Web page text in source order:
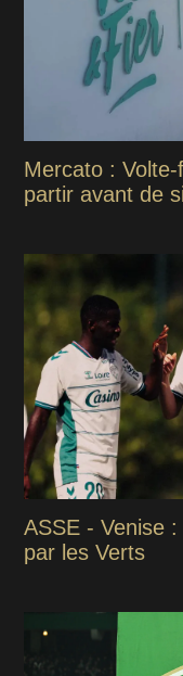
Mercato : Volte-
partir avant de
ASSE - Venise
par les Verts